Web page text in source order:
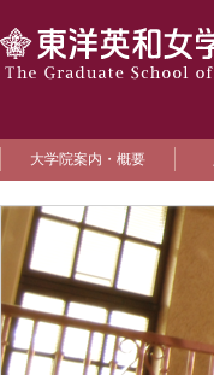
大学院案内・概要